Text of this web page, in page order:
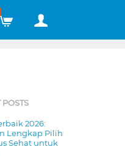
POSTS
2026:
Lengkap Pilih
Sehat untuk